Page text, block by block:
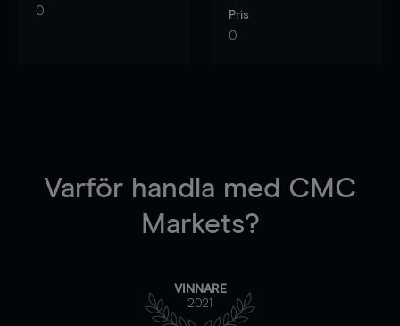
0 Pris
0
Varför handla med CMC
Markets?
VINNARE
2021